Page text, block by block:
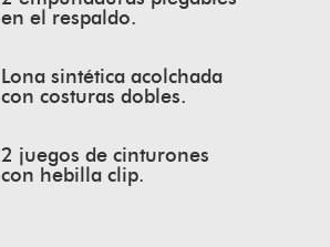
en el respaldo.
Lona sintética acolchada
con costuras dobles.
2 juegos de cinturones
con hebilla clip.